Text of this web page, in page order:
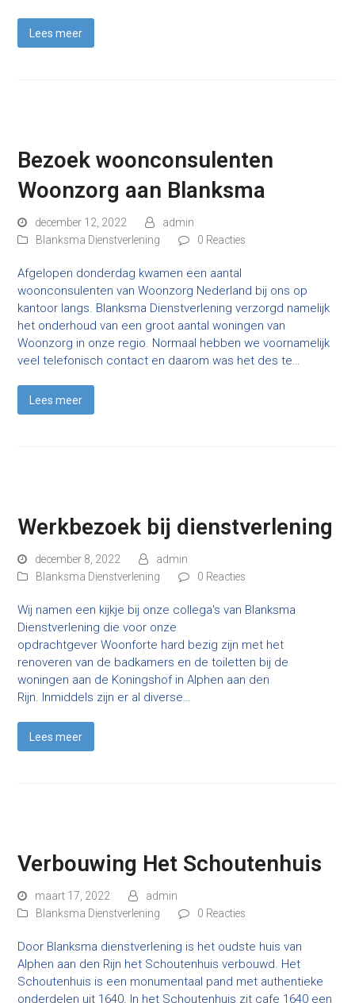
Lees meer
Bezoek woonconsulenten
Woonzorg aan Blanksma
december 12, 2022
admin
Blanksma Dienstverlening
0 Reacties
Afgelopen donderdag kwamen een aantal
woonconsulenten van Woonzorg Nederland bij ons op
kantoor langs. Blanksma Dienstverlening verzorgd namelijk
het onderhoud van een groot aantal woningen van
Woonzorg in onze regio. Normaal hebben we voornamelijk
veel telefonisch contact en daarom was het des te…
Lees meer
Werkbezoek bij dienstverlening
december 8, 2022
admin
Blanksma Dienstverlening
0 Reacties
Wij namen een kijkje bij onze collega's van Blanksma
Dienstverlening die voor onze
opdrachtgever Woonforte hard bezig zijn met het
renoveren van de badkamers en de toiletten bij de
woningen aan de Koningshof in Alphen aan den
Rijn. Inmiddels zijn er al diverse…
Lees meer
Verbouwing Het Schoutenhuis
maart 17, 2022
admin
Blanksma Dienstverlening
0 Reacties
Door Blanksma dienstverlening is het oudste huis van
Alphen aan den Rijn het Schoutenhuis verbouwd. Het
Schoutenhuis is een monumentaal pand met authentieke
onderdelen uit 1640. In het Schoutenhuis zit cafe 1640 een